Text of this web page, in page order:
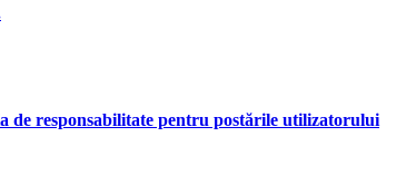
de responsabilitate pentru postările utilizatorului